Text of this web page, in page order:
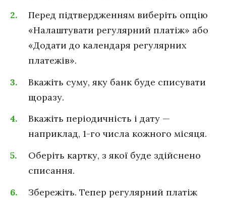
Перед підтвердженням виберіть опцію
«Налаштувати регулярний платіж» або
«Додати до календаря регулярних
платежів».
Вкажіть суму, яку банк буде списувати
щоразу.
Вкажіть періодичність і дату —
наприклад, 1-го числа кожного місяця.
Оберіть картку, з якої буде здійснено
списання.
Збережіть. Тепер регулярний платіж